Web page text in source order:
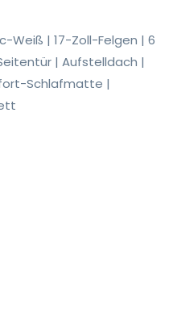
Weiß | 17-Zoll-Felgen | 6
| Aufstelldach |
Schlafmatte |